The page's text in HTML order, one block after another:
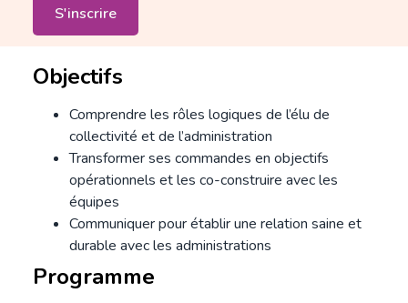
S'inscrire
Objectifs
Comprendre les rôles logiques de l’élu de
collectivité et de l’administration
Transformer ses commandes en objectifs
opérationnels et les co-construire avec les
équipes
Communiquer pour établir une relation saine et
durable avec les administrations
Programme